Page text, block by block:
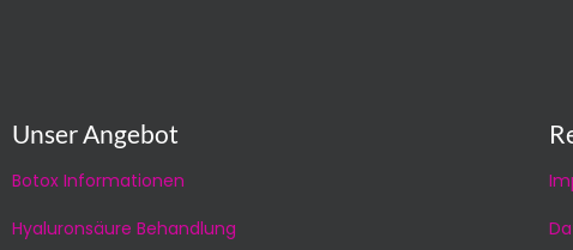
Unser Angebot
Botox Informationen
Hyaluronsäure Behandlung